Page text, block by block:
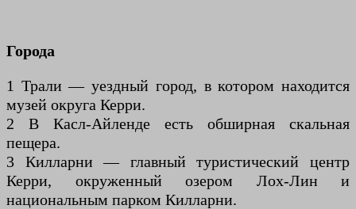
Города
1 Трали — уездный город, в котором находится
музей округа Керри.
2 В Касл-Айленде есть обширная скальная
пещера.
3 Килларни — главный туристический центр
Керри, окруженный озером Лох-Лин и
национальным парком Килларни.